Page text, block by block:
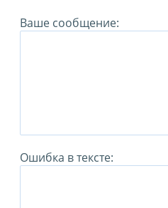
Ваше сообщение:
Ошибка в тексте: